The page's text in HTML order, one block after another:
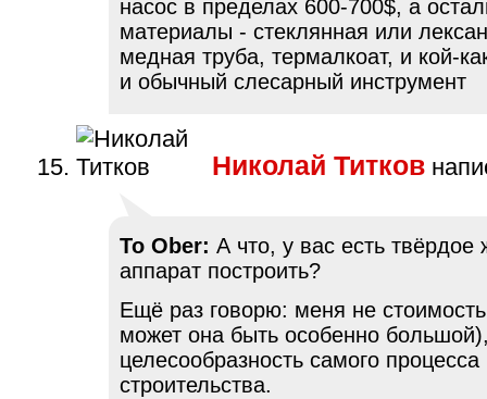
насос в пределах 600-700$, а
материалы - стеклянная или
медная труба, термалкоат, и кой-
и обычный слесарный инструмент
Николай Титков
To Ober: А что, у вас есть твёрдое
аппарат построить?
Ещё раз говорю: меня не
может она быть особенно
целесообразность самого процесса
строительства.